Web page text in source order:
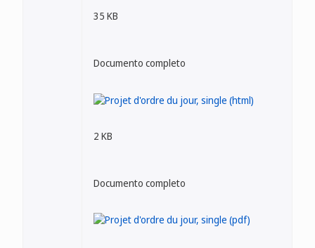
35 KB
Documento completo
2 KB
Documento completo